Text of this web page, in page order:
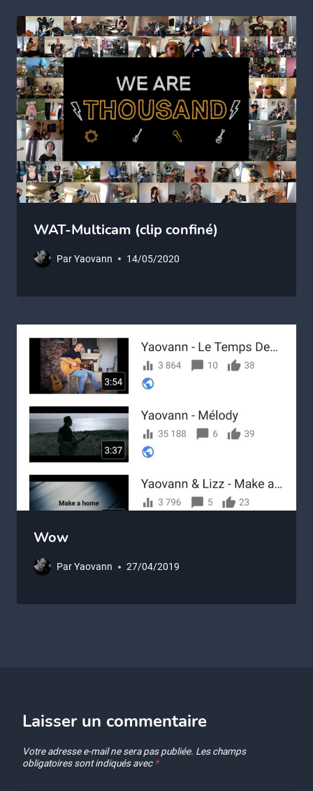
WAT-Multicam (clip confiné)
ParYaovann 14/05/2020
Wow
ParYaovann 27/04/2019
Laisser un commentaire
Votre adresse e-mail ne sera pas publiée. Les champs
obligatoires sont indiqués avec *